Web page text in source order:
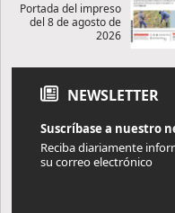
Portada del impreso
del 8 de agosto de
2026
NEWSLETTER
Suscríbase a nuestro
Reciba diariamente
su correo electrónico